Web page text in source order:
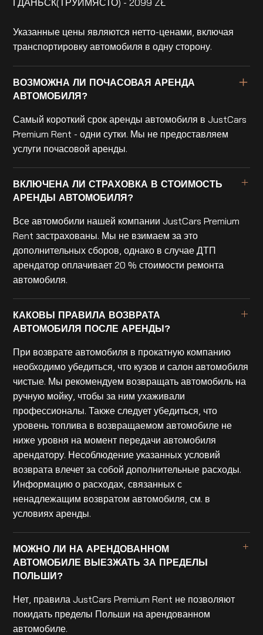
ГДАНЬСК(ТРУЙМЯСТО) - 2099 ZŁ
Указанные цены являются нетто-ценами, включая
транспортировку автомобиля в одну сторону.
ВОЗМОЖНА ЛИ ПОЧАСОВАЯ АРЕНДА
АВТОМОБИЛЯ?
Самый короткий срок аренды автомобиля в JustCars
Premium Rent - одни сутки. Мы не предоставляем
услуги почасовой аренды.
ВКЛЮЧЕНА ЛИ СТРАХОВКА В СТОИМОСТЬ
АРЕНДЫ АВТОМОБИЛЯ?
Все автомобили нашей компании JustCars Premium
Rent застрахованы. Мы не взимаем за это
дополнительных сборов, однако в случае ДТП
арендатор оплачивает 20 % стоимости ремонта
автомобиля.
КАКОВЫ ПРАВИЛА ВОЗВРАТА
АВТОМОБИЛЯ ПОСЛЕ АРЕНДЫ?
При возврате автомобиля в прокатную компанию
необходимо убедиться, что кузов и салон автомобиля
чистые. Мы рекомендуем возвращать автомобиль на
ручную мойку, чтобы за ним ухаживали
профессионалы. Также следует убедиться, что
уровень топлива в возвращаемом автомобиле не
ниже уровня на момент передачи автомобиля
арендатору. Несоблюдение указанных условий
возврата влечет за собой дополнительные расходы.
Информацию о расходах, связанных с
ненадлежащим возвратом автомобиля, см. в
условиях аренды.
МОЖНО ЛИ НА АРЕНДОВАННОМ
АВТОМОБИЛЕ ВЫЕЗЖАТЬ ЗА ПРЕДЕЛЫ
ПОЛЬШИ?
Нет, правила JustCars Premium Rent не позволяют
покидать пределы Польши на арендованном
автомобиле.